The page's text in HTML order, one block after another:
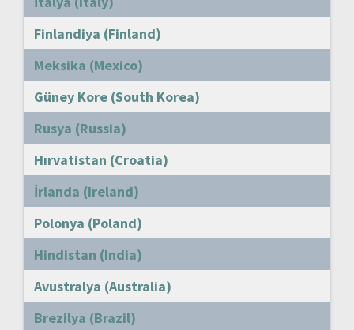
Finlandiya (Finland)
Meksika (Mexico)
Güney Kore (South Korea)
Rusya (Russia)
Hırvatistan (Croatia)
İrlanda (Ireland)
Polonya (Poland)
Hindistan (India)
Avustralya (Australia)
Brezilya (Brazil)